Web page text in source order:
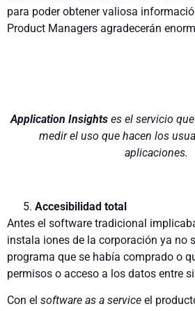
para poder obtener valiosa
Product Managers agradecerán
Application Insights es el servicio
medir el uso que hacen los
aplicaciones.
Accesibilidad total
Antes el software tradicional
instala­ iones de la corporación ya no
programa que se había comprado o
permisos o acceso a los datos entre
Con el software as a service el